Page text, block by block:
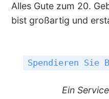
Alles Gute zum 20.
bist großartig und
Spendieren Sie
Ein